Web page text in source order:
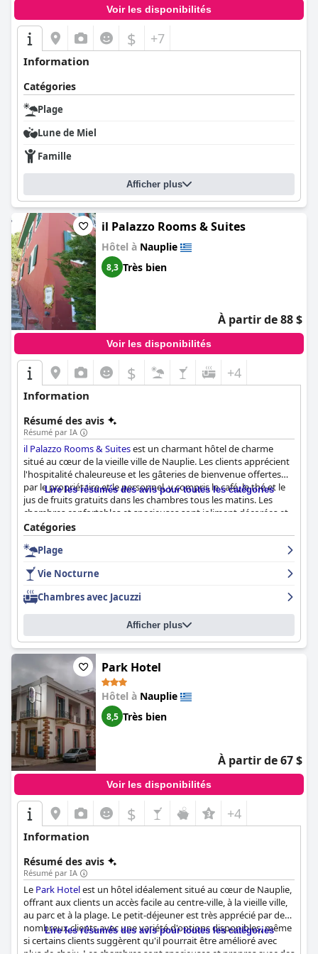
Voir les disponibilités
$ +7
Information
Catégories
Plage
Lune de Miel
Famille
Afficher plus
il Palazzo Rooms & Suites
Hôtel à Nauplie
8,3 Très bien
À partir de 88 $
Voir les disponibilités
$ +4
Information
Résumé des avis
Résumé par IA
il Palazzo Rooms & Suitesest un charmant hôtel de charme
situé au cœur de la vieille ville de Nauplie. Les clients apprécient
l'hospitalité chaleureuse et les gâteries de bienvenue offertes
par le propriétaire et le personnel, y compris le café, le thé et le
jus de fruits gratuits dans les chambres tous les matins. Les
chambres confortables et spacieuses sont joliment décorées et
certaines offrent même de superbes vues depuis leur balcon ou
leur terrasse sur le toit. L'hôtel est également apprécié pour sa
propreté exceptionnelle et son service attentif. Les clients
peuvent facilement accéder à la mer en 10 minutes à pied ou
profiter de la belle vue depuis le toit-terrasse. Les lits ultra-
confortables et le luxueux jacuzzi ou bain à remous dans
certaines chambres ajoutent un niveau de relaxation
supplémentaire au séjour des clients. Dans l'ensemble,il Palazzo
est un excellent choix pour un séjour relaxant
et confortable dans la charmante ville de Nauplie.
Lire les résumés des avis pour toutes les catégories
Catégories
Plage
Vie Nocturne
Chambres avec Jacuzzi
Afficher plus
Park Hotel
Hôtel à Nauplie
8,5 Très bien
À partir de 67 $
Voir les disponibilités
$ +4
Information
Résumé des avis
Résumé par IA
Le Park Hotelest un hôtel idéalement situé au cœur de Nauplie,
offrant aux clients un accès facile au centre-ville, à la vieille ville,
au parc et à la plage. Le petit-déjeuner est très apprécié par de
nombreux clients avec une variété d'options disponibles, même
si certains clients suggèrent qu'il pourrait être amélioré avec
Lire les résumés des avis pour toutes les catégories